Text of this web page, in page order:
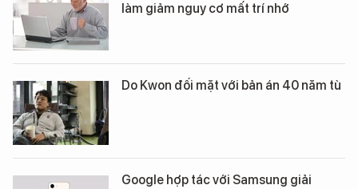
làm giảm nguy cơ mất trí nhớ
Do Kwon đối mặt với bản án 40 năm tù
Google hợp tác với Samsung giải